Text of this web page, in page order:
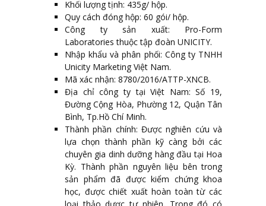
Khối lượng tịnh: 435g/ hộp.
Quy cách đóng hộp: 60 gói/ hộp.
Công ty sản xuất: Pro-Form
Laboratories thuộc tập đoàn UNICITY.
Nhập khẩu và phân phối: Công ty TNHH
Unicity Marketing Việt Nam.
Mã xác nhận: 8780/2016/ATTP-XNCB.
Địa chỉ công ty tại Việt Nam: Số 19,
Đường Cộng Hòa, Phường 12, Quận Tân
Bình, Tp.Hồ Chí Minh.
Thành phần chính: Được nghiên cứu và
lựa chọn thành phần kỹ càng bởi các
chuyên gia dinh dưỡng hàng đầu tại Hoa
Kỳ. Thành phần nguyên liệu bên trong
sản phẩm đã được kiểm chứng khoa
học, được chiết xuất hoàn toàn từ các